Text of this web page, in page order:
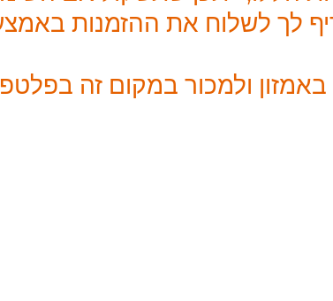
לך לשלוח את ההזמנות
ולמכור במקום זה